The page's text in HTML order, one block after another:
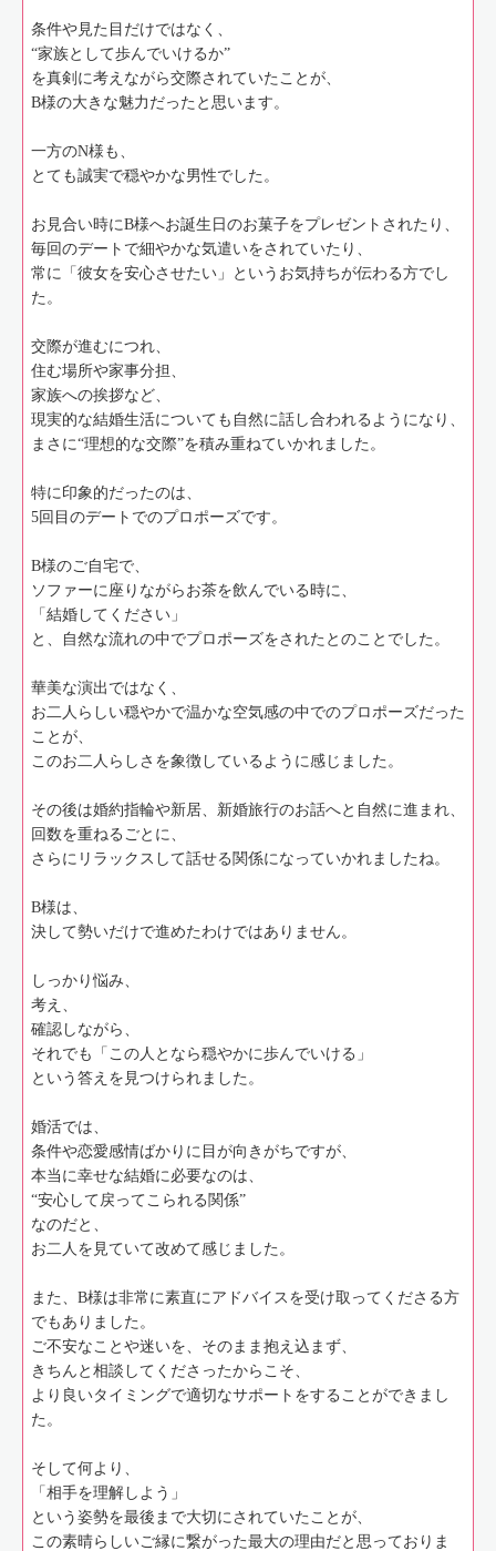
条件や見た目だけではなく、
“家族として歩んでいけるか”
を真剣に考えながら交際されていたことが、
B様の大きな魅力だったと思います。
一方のN様も、
とても誠実で穏やかな男性でした。
お見合い時にB様へお誕生日のお菓子をプレゼントされたり、
毎回のデートで細やかな気遣いをされていたり、
常に「彼女を安心させたい」というお気持ちが伝わる方でし
た。
交際が進むにつれ、
住む場所や家事分担、
家族への挨拶など、
現実的な結婚生活についても自然に話し合われるようになり、
まさに“理想的な交際”を積み重ねていかれました。
特に印象的だったのは、
5回目のデートでのプロポーズです。
B様のご自宅で、
ソファーに座りながらお茶を飲んでいる時に、
「結婚してください」
と、自然な流れの中でプロポーズをされたとのことでした。
華美な演出ではなく、
お二人らしい穏やかで温かな空気感の中でのプロポーズだった
ことが、
このお二人らしさを象徴しているように感じました。
その後は婚約指輪や新居、新婚旅行のお話へと自然に進まれ、
回数を重ねるごとに、
さらにリラックスして話せる関係になっていかれましたね。
B様は、
決して勢いだけで進めたわけではありません。
しっかり悩み、
考え、
確認しながら、
それでも「この人となら穏やかに歩んでいける」
という答えを見つけられました。
婚活では、
条件や恋愛感情ばかりに目が向きがちですが、
本当に幸せな結婚に必要なのは、
“安心して戻ってこられる関係”
なのだと、
お二人を見ていて改めて感じました。
また、B様は非常に素直にアドバイスを受け取ってくださる方
でもありました。
ご不安なことや迷いを、そのまま抱え込まず、
きちんと相談してくださったからこそ、
より良いタイミングで適切なサポートをすることができまし
た。
そして何より、
「相手を理解しよう」
という姿勢を最後まで大切にされていたことが、
この素晴らしいご縁に繋がった最大の理由だと思っておりま